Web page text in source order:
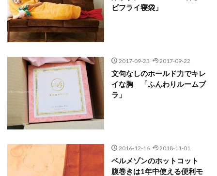
ビフライ寝袋」
2017-09-23 2017-09-22
文句なしのホールド力でキレ
イな胸 「ふんわりルームブ
ラ」
2016-12-16 2018-11-01
ベルメゾンのホットコット
腹巻きは1年中使える便利モ